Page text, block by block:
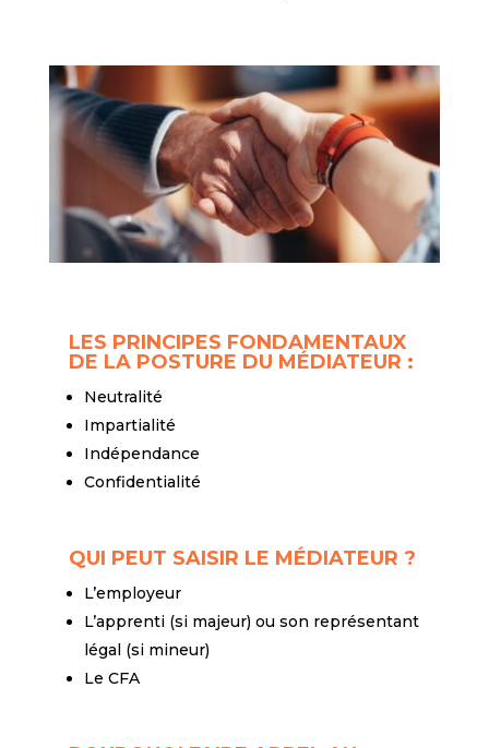
LES PRINCIPES FONDAMENTAUX
DE LA POSTURE DU MÉDIATEUR :
Neutralité
Impartialité
Indépendance
Confidentialité
QUI PEUT SAISIR LE MÉDIATEUR ?
L’employeur
L’apprenti (si majeur) ou son représentant
légal (si mineur)
Le CFA